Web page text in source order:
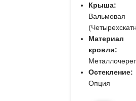
Крыша:
Вальмовая
Материал
кровли:
Остекление:
Опция